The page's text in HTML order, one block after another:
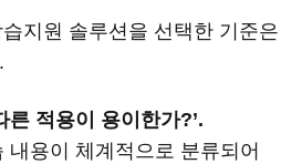
지원 솔루션을 선택한 기준은
른 적용이 용이한가?’.
내용이 체계적으로 분류되어